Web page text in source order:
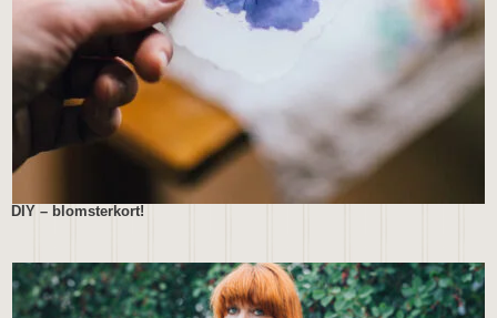
DIY – blomsterkort!